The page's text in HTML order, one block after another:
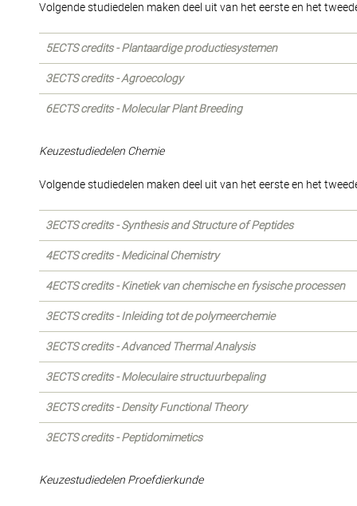
Volgende studiedelen maken deel uit van het eerste en het
5ECTS credits - Plantaardige productiesystemen
3ECTS credits - Agroecology
6ECTS credits - Molecular Plant Breeding
Keuzestudiedelen Chemie
Volgende studiedelen maken deel uit van het eerste en het
3ECTS credits - Synthesis and Structure of Peptides
4ECTS credits - Medicinal Chemistry
4ECTS credits - Kinetiek van chemische en fysische processen
3ECTS credits - Inleiding tot de polymeerchemie
3ECTS credits - Advanced Thermal Analysis
3ECTS credits - Moleculaire structuurbepaling
3ECTS credits - Density Functional Theory
3ECTS credits - Peptidomimetics
Keuzestudiedelen Proefdierkunde